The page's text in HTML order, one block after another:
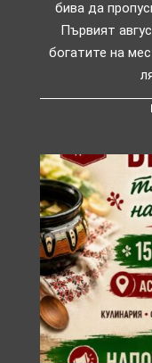
бива да
Първият
богатите на